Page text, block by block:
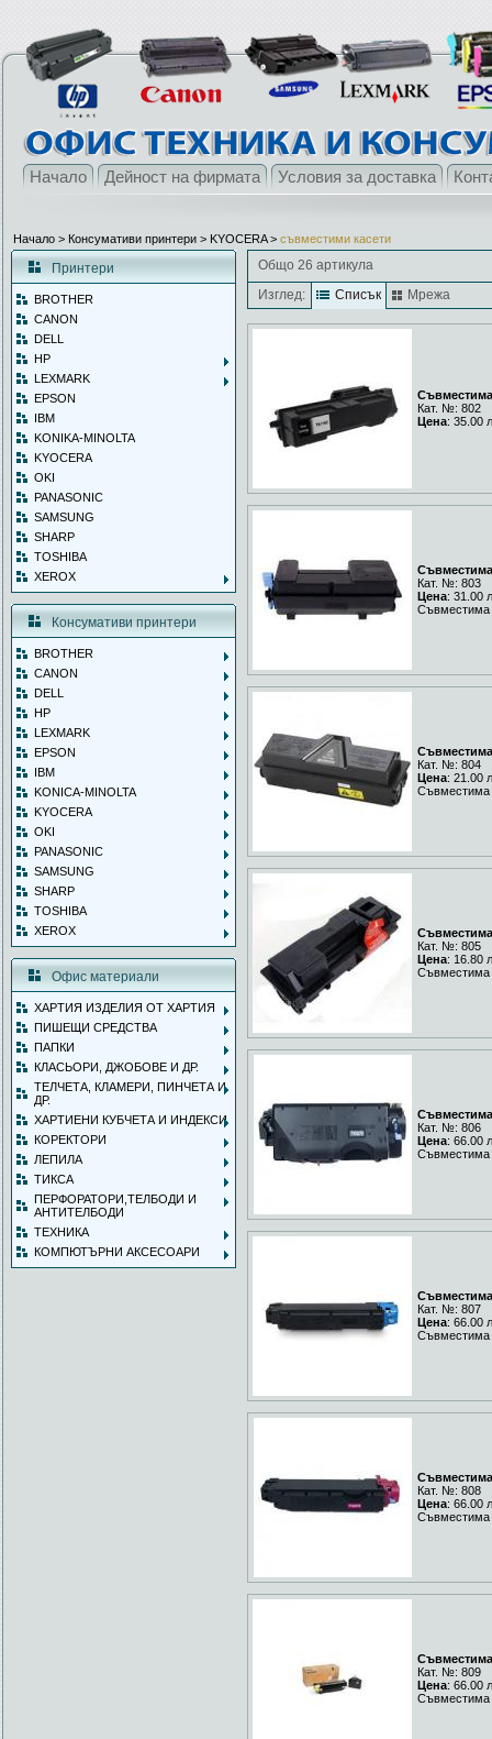
Начало Дейност на фирмата Условия за доставка
Начало > Консумативи принтери > KYOCERA> съвместими касети
Принтери
BROTHER
CANON
DELL
HP
LEXMARK
EPSON
IBM
KONIKA-MINOLTA
KYOCERA
OKI
PANASONIC
SAMSUNG
SHARP
TOSHIBA
XEROX
Консумативи принтери
BROTHER
CANON
DELL
HP
LEXMARK
EPSON
IBM
KONICA-MINOLTA
KYOCERA
OKI
PANASONIC
SAMSUNG
SHARP
TOSHIBA
XEROX
Офис материали
ХАРТИЯ ИЗДЕЛИЯ ОТ ХАРТИЯ
ПИШЕЩИ СРЕДСТВА
ПАПКИ
КЛАСЬОРИ, ДЖОБОВЕ И ДР.
ТЕЛЧЕТА, КЛАМЕРИ, ПИНЧЕТА И
ДР.
ХАРТИЕНИ КУБЧЕТА И ИНДЕКСИ
КОРЕКТОРИ
ЛЕПИЛА
ТИКСА
ПЕРФОРАТОРИ,ТЕЛБОДИ И
АНТИТЕЛБОДИ
ТЕХНИКА
КОМПЮТЪРНИ АКСЕСОАРИ
Общо 26 артикула
Изглед:
Списък Мрежа
Съвместима
Кат. №: 802
Цена: 35.00
Съвместима
Кат. №: 803
Цена: 31.00
Съвместима
Съвместима
Кат. №: 804
Цена: 21.00
Съвместима
Съвместима
Кат. №: 805
Цена: 16.80
Съвместима
Съвместима
Кат. №: 806
Цена: 66.00
Съвместима
Съвместима
Кат. №: 807
Цена: 66.00
Съвместима
Съвместима
Кат. №: 808
Цена: 66.00
Съвместима
Съвместима
Кат. №: 809
Цена: 66.00
Съвместима